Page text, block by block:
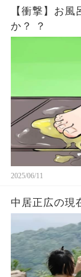
【衝撃】お
か？ ？
2025/06/11
中居正広の現